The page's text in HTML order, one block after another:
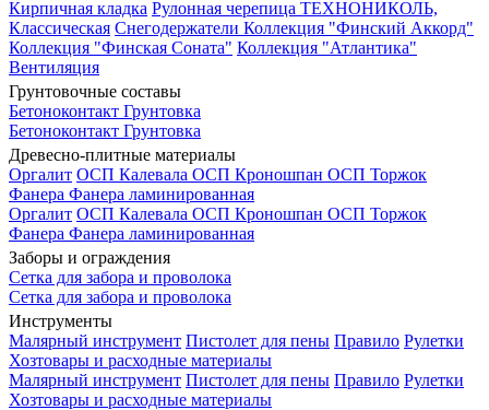
Кирпичная кладка Рулонная черепица ТЕХНОНИКОЛЬ,
Классическая Снегодержатели Коллекция "Финский Аккорд"
Коллекция "Финская Соната" Коллекция "Атлантика"
Вентиляция
Грунтовочные составы
Бетоноконтакт Грунтовка
Бетоноконтакт Грунтовка
Древесно-плитные материалы
Оргалит ОСП Калевала ОСП Кроношпан ОСП Торжок
Фанера Фанера ламинированная
Оргалит ОСП Калевала ОСП Кроношпан ОСП Торжок
Фанера Фанера ламинированная
Заборы и ограждения
Сетка для забора и проволока
Сетка для забора и проволока
Инструменты
Малярный инструмент Пистолет для пены Правило Рулетки
Хозтовары и расходные материалы
Малярный инструмент Пистолет для пены Правило Рулетки
Хозтовары и расходные материалы